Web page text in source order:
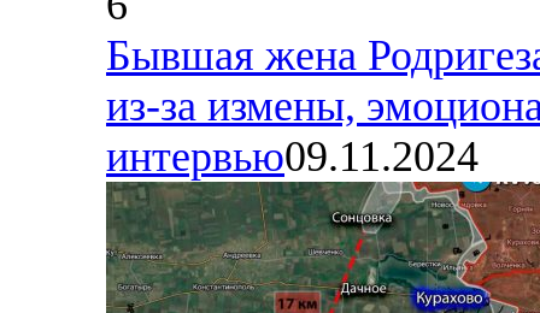
Бывшая жена
из-за измены,
интервью09.11.2024